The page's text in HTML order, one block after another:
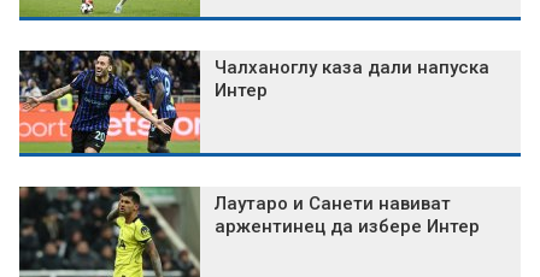
Чалханоглу каза дали напуска
Интер
Лаутаро и Санети навиват
аржентинец да избере Интер